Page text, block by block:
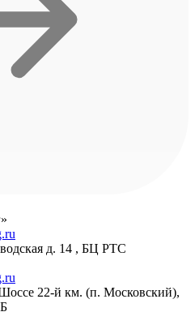
д. 14 , БЦ РТС
22-й км. (п. Московский),